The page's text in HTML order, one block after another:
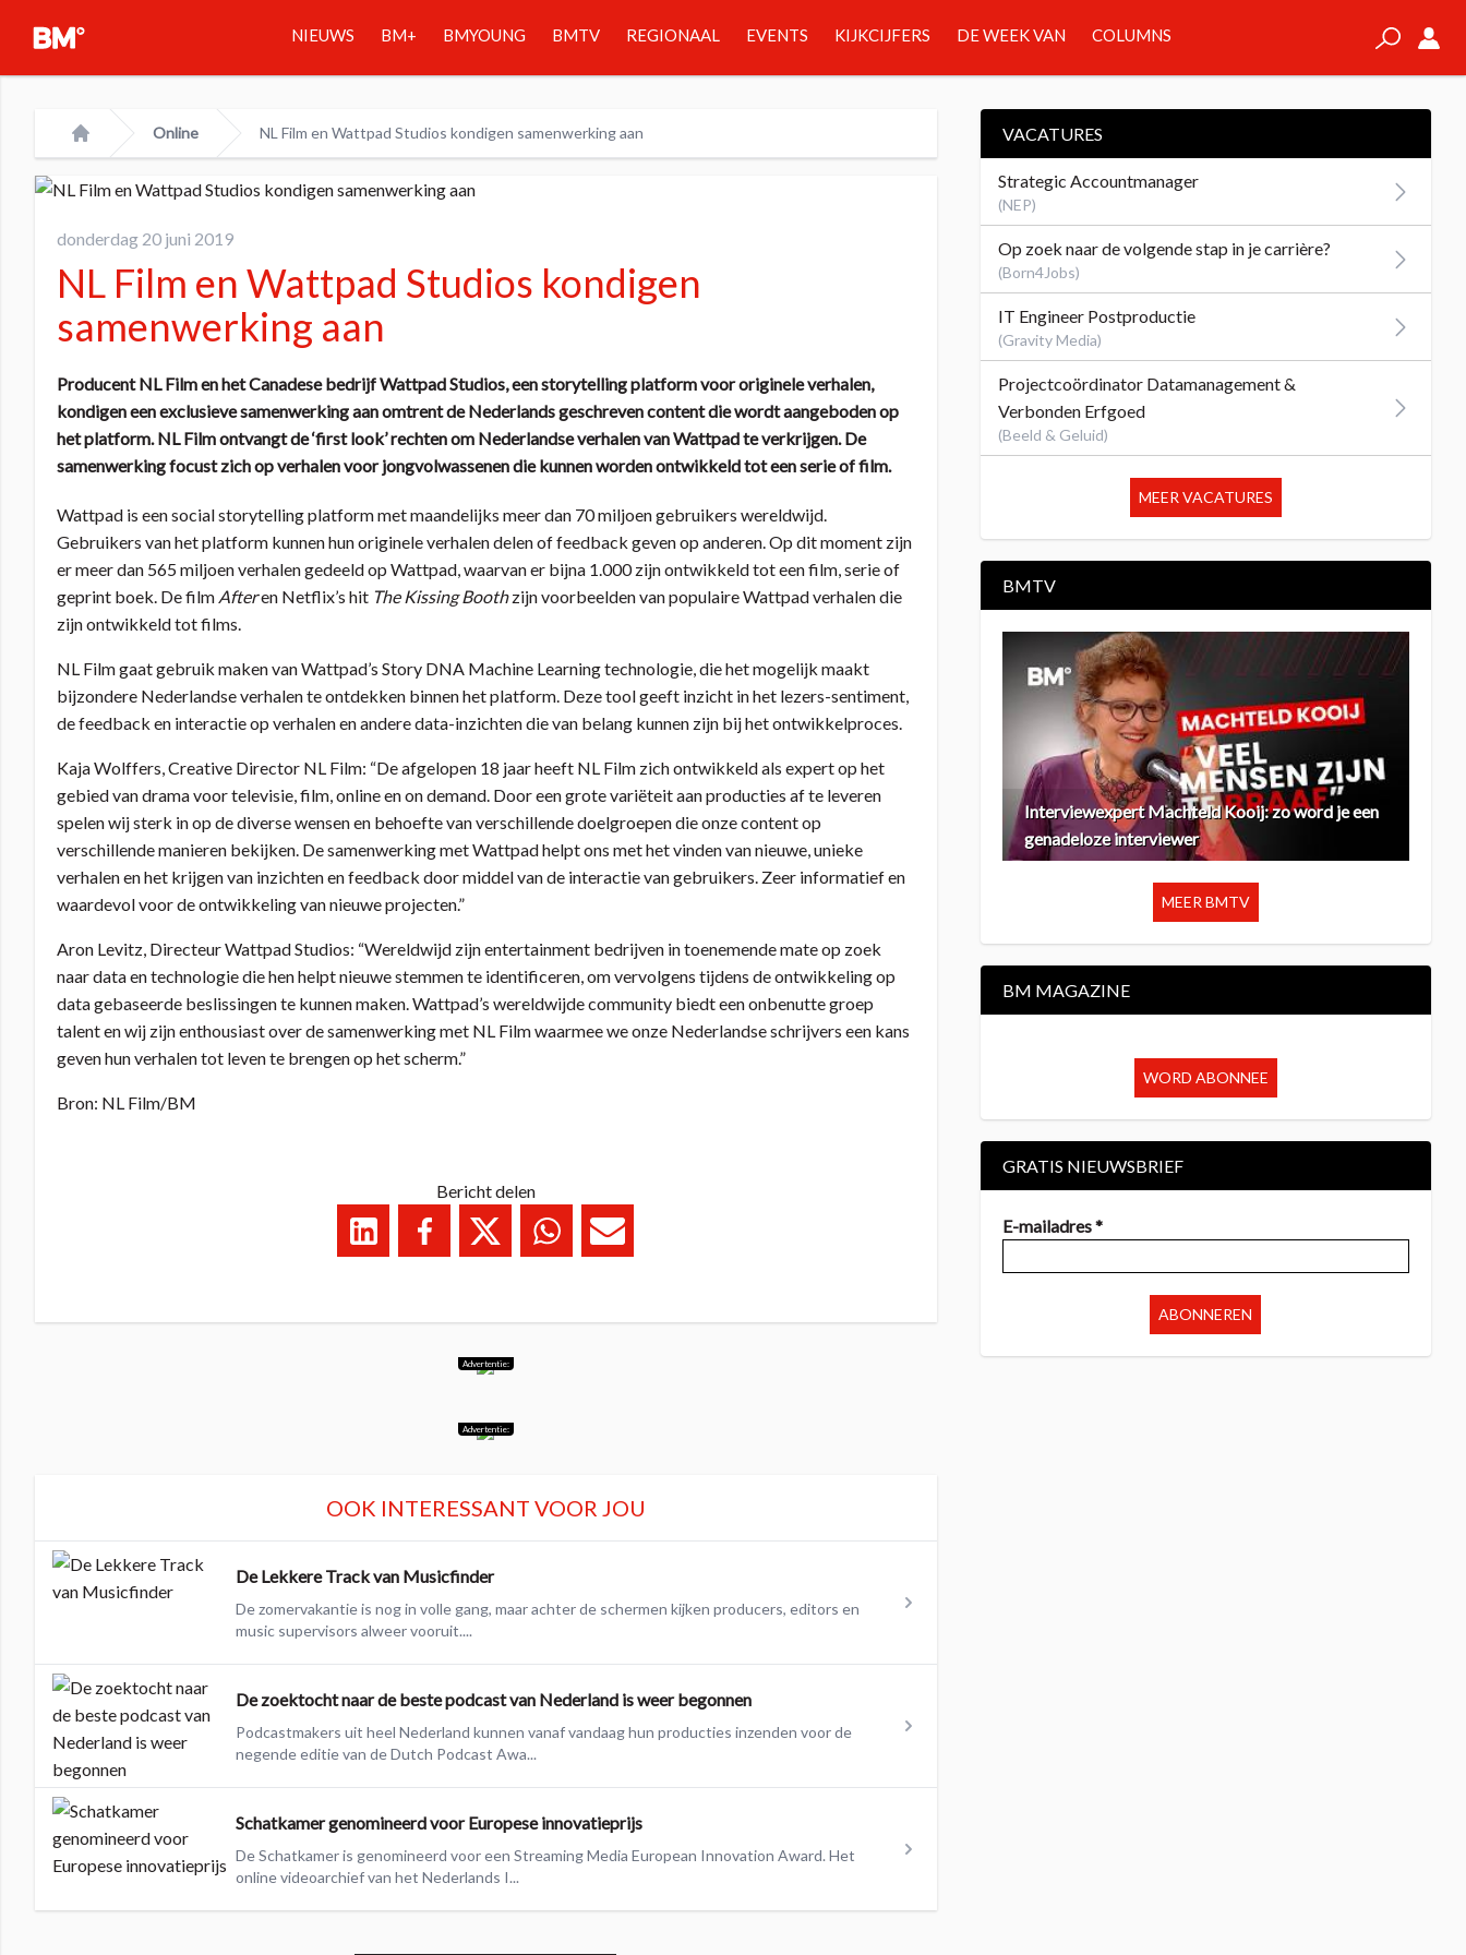
NIEUWS BM+ BMYOUNG BMTV REGIONAAL EVENTS KIJKCIJFERS DE WEEK VAN COLUMNS
Home
Online NL Film en Wattpad Studios kondigen samenwerking aan
donderdag 20 juni 2019
NL Film en Wattpad Studios kondigen
samenwerking aan
Producent NL Film en het Canadese bedrijf Wattpad Studios, een storytelling platform voor originele verhalen,
kondigen een exclusieve samenwerking aan omtrent de Nederlands geschreven content die wordt aangeboden op
het platform. NL Film ontvangt de ‘first look’ rechten om Nederlandse verhalen van Wattpad te verkrijgen. De
samenwerking focust zich op verhalen voor jongvolwassenen die kunnen worden ontwikkeld tot een serie of film.
Wattpad is een social storytelling platform met maandelijks meer dan 70 miljoen gebruikers wereldwijd.
Gebruikers van het platform kunnen hun originele verhalen delen of feedback geven op anderen. Op dit moment zijn
er meer dan 565 miljoen verhalen gedeeld op Wattpad, waarvan er bijna 1.000 zijn ontwikkeld tot een film, serie of
geprint boek. De film Afteren Netflix’s hit The Kissing Boothzijn voorbeelden van populaire Wattpad verhalen die
zijn ontwikkeld tot films.
NL Film gaat gebruik maken van Wattpad’s Story DNA Machine Learning technologie, die het mogelijk maakt
bijzondere Nederlandse verhalen te ontdekken binnen het platform. Deze tool geeft inzicht in het lezers-sentiment,
de feedback en interactie op verhalen en andere data-inzichten die van belang kunnen zijn bij het ontwikkelproces.
Kaja Wolffers, Creative Director NL Film: “De afgelopen 18 jaar heeft NL Film zich ontwikkeld als expert op het
gebied van drama voor televisie, film, online en on demand. Door een grote variëteit aan producties af te leveren
spelen wij sterk in op de diverse wensen en behoefte van verschillende doelgroepen die onze content op
verschillende manieren bekijken. De samenwerking met Wattpad helpt ons met het vinden van nieuwe, unieke
verhalen en het krijgen van inzichten en feedback door middel van de interactie van gebruikers. Zeer informatief en
waardevol voor de ontwikkeling van nieuwe projecten.”
Aron Levitz, Directeur Wattpad Studios: “Wereldwijd zijn entertainment bedrijven in toenemende mate op zoek
naar data en technologie die hen helpt nieuwe stemmen te identificeren, om vervolgens tijdens de ontwikkeling op
data gebaseerde beslissingen te kunnen maken. Wattpad’s wereldwijde community biedt een onbenutte groep
talent en wij zijn enthousiast over de samenwerking met NL Film waarmee we onze Nederlandse schrijvers een kans
geven hun verhalen tot leven te brengen op het scherm.”
Bron: NL Film/BM
Bericht delen
Advertentie:
Advertentie:
OOK INTERESSANT VOOR JOU
De Lekkere Track van Musicfinder
De zomervakantie is nog in volle gang, maar achter de schermen kijken producers, editors en
music supervisors alweer vooruit....
De zoektocht naar de beste podcast van Nederland is weer begonnen
Podcastmakers uit heel Nederland kunnen vanaf vandaag hun producties inzenden voor de
negende editie van de Dutch Podcast Awa...
Schatkamer genomineerd voor Europese innovatieprijs
De Schatkamer is genomineerd voor een Streaming Media European Innovation Award. Het
online videoarchief van het Nederlands I...
VACATURES
Strategic Accountmanager
(NEP)
Op zoek naar de volgende stap in je carrière?
(Born4Jobs)
IT Engineer Postproductie
(Gravity Media)
Projectcoördinator Datamanagement &
Verbonden Erfgoed
(Beeld & Geluid)
MEER VACATURES
BMTV
Interviewexpert Machteld Kooij: zo word je een
genadeloze interviewer
MEER BMTV
BM MAGAZINE
WORD ABONNEE
GRATIS NIEUWSBRIEF
E-mailadres *
ABONNEREN